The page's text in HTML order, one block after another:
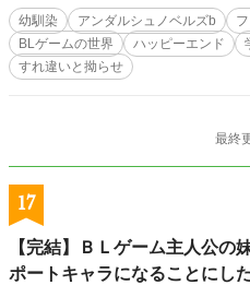
幼馴染 アンダルシュノベルズb
BLゲームの世界
ハッピーエンド
すれ違いと拗らせ
最終
17
【完結】ＢＬゲーム主人公の
ポートキャラになることにし